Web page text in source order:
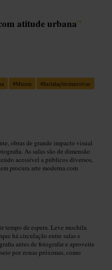
atitude urbana”
#Museu #Instalaçõesimersivas
obras de grande impacto visual
As salas são de dimensão
acessível a públicos diversos,
procura arte moderna com
tempo de espera. Leve mochila
há circulação entre salas e
antes de fotografar e aproveite
por zonas próximas, como